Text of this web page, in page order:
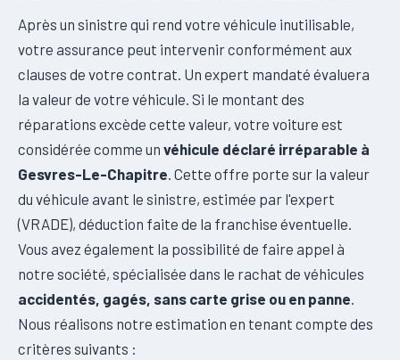
Après un sinistre qui rend votre véhicule inutilisable,
votre assurance peut intervenir conformément aux
clauses de votre contrat. Un expert mandaté évaluera
la valeur de votre véhicule. Si le montant des
réparations excède cette valeur, votre voiture est
considérée comme un véhicule déclaré irréparable à
Gesvres-Le-Chapitre . Cette offre porte sur la valeur
du véhicule avant le sinistre, estimée par l'expert
(VRADE), déduction faite de la franchise éventuelle.
Vous avez également la possibilité de faire appel à
notre société, spécialisée dans le rachat de véhicules
accidentés, gagés, sans carte grise ou en panne
Nous réalisons notre estimation en tenant compte des
critères suivants :